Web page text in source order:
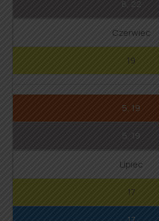
8, 22
Czerwiec
19
5, 19
5, 19
Lipiec
17